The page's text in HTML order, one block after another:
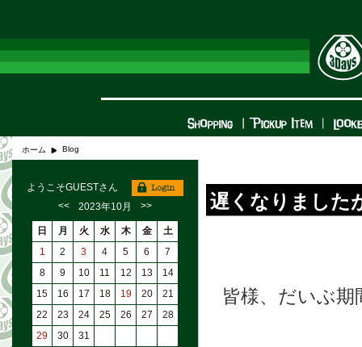
ホーム Blog
遅くなりました
皆様、だいぶ
ようこそGUESTさん
<<
2023年10月 >>
日 月 火 水 木 金
土
1
2 3 4 5 6
7
8
9 10 11 12 13
14
15
16 17 18 19 20
21
22
23 24 25 26 27
28
29
30 31